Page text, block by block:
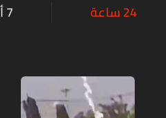
24 ساعة 7 أيام